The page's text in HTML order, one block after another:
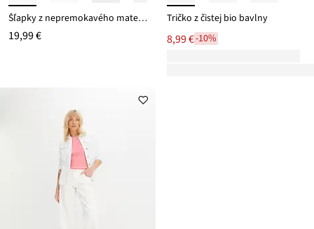
Šľapky z nepremokavého materiálu
19,99 €
Tričko z čistej bio bavlny
8,99 €-10%